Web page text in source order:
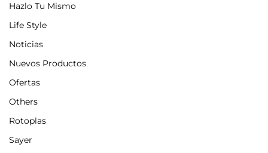
Hazlo Tu Mismo
Life Style
Noticias
Nuevos Productos
Ofertas
Others
Rotoplas
Sayer